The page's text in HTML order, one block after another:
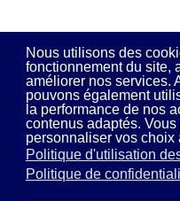
Nous utilisons des
fonctionnement du site,
améliorer nos services.
pouvons également
la performance de nos
contenus adaptés.
personnaliser vos choix
Politique d'utilisation
Politique de